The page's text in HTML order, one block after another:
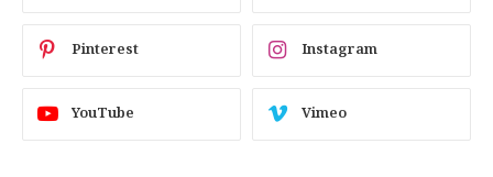
Pinterest Instagram
YouTube Vimeo